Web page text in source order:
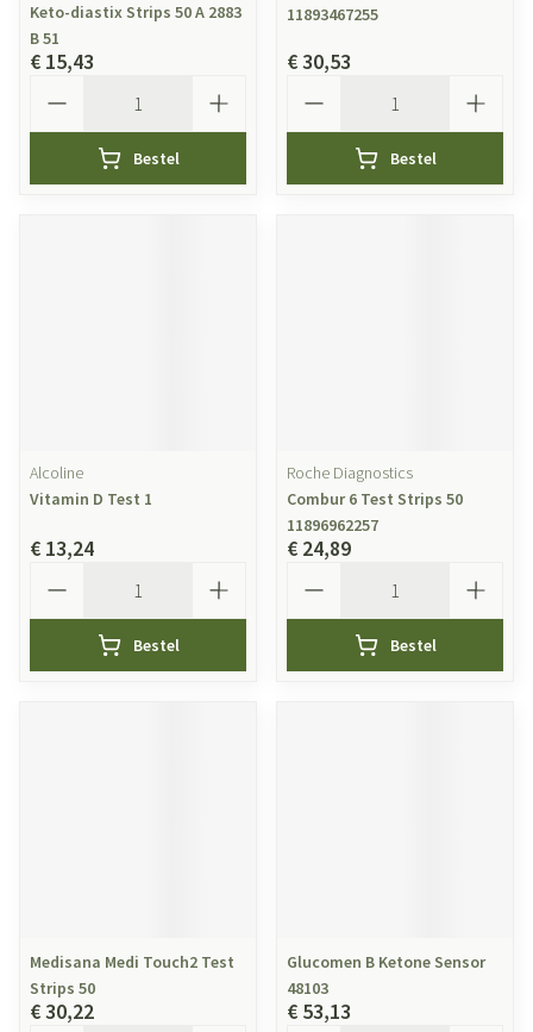
Keto-diastix Strips 50 A 2883
B 51
€ 15,43
Bestel
11893467255
€ 30,53
Bestel
Alcoline
Vitamin D Test 1
€ 13,24
Bestel
Roche Diagnostics
Combur 6 Test Strips 50
11896962257
€ 24,89
Bestel
Medisana Medi Touch2 Test
Strips 50
€ 30,22
Glucomen B Ketone Sensor
48103
€ 53,13